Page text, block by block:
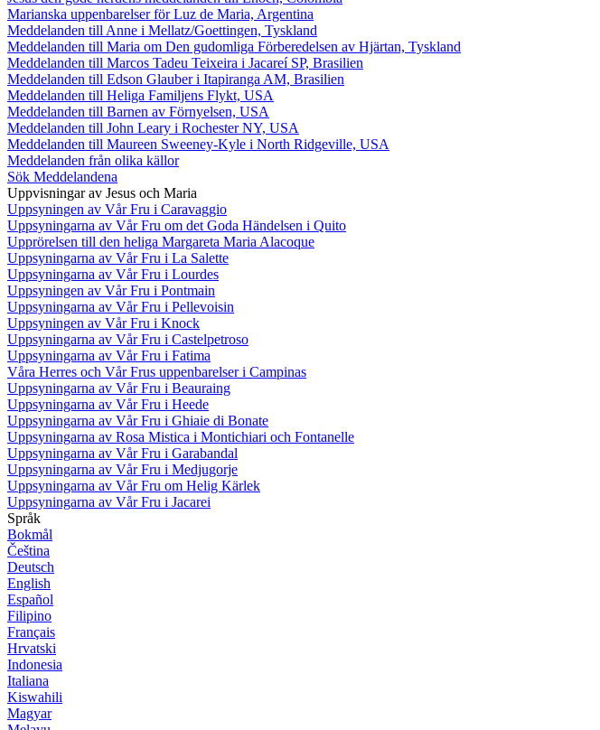
Marianska uppenbarelser för Luz de Maria, Argentina
Meddelanden till Anne i Mellatz/Goettingen, Tyskland
Meddelanden till Maria om Den gudomliga Förberedelsen av Hjärtan, Tyskland
Meddelanden till Marcos Tadeu Teixeira i Jacareí SP, Brasilien
Meddelanden till Edson Glauber i Itapiranga AM, Brasilien
Meddelanden till Heliga Familjens Flykt, USA
Meddelanden till Barnen av Förnyelsen, USA
Meddelanden till John Leary i Rochester NY, USA
Meddelanden till Maureen Sweeney-Kyle i North Ridgeville, USA
Meddelanden från olika källor
Sök Meddelandena
Uppvisningar av Jesus och Maria
Uppsyningen av Vår Fru i Caravaggio
Uppsyningarna av Vår Fru om det Goda Händelsen i Quito
Upprörelsen till den heliga Margareta Maria Alacoque
Uppsyningarna av Vår Fru i La Salette
Uppsyningarna av Vår Fru i Lourdes
Uppsyningen av Vår Fru i Pontmain
Uppsyningarna av Vår Fru i Pellevoisin
Uppsyningen av Vår Fru i Knock
Uppsyningarna av Vår Fru i Castelpetroso
Uppsyningarna av Vår Fru i Fatima
Våra Herres och Vår Frus uppenbarelser i Campinas
Uppsyningarna av Vår Fru i Beauraing
Uppsyningarna av Vår Fru i Heede
Uppsyningarna av Vår Fru i Ghiaie di Bonate
Uppsyningarna av Rosa Mistica i Montichiari och Fontanelle
Uppsyningarna av Vår Fru i Garabandal
Uppsyningarna av Vår Fru i Medjugorje
Uppsyningarna av Vår Fru om Helig Kärlek
Uppsyningarna av Vår Fru i Jacarei
Språk
Bokmål
Čeština
Deutsch
English
Español
Filipino
Français
Hrvatski
Indonesia
Italiana
Kiswahili
Magyar